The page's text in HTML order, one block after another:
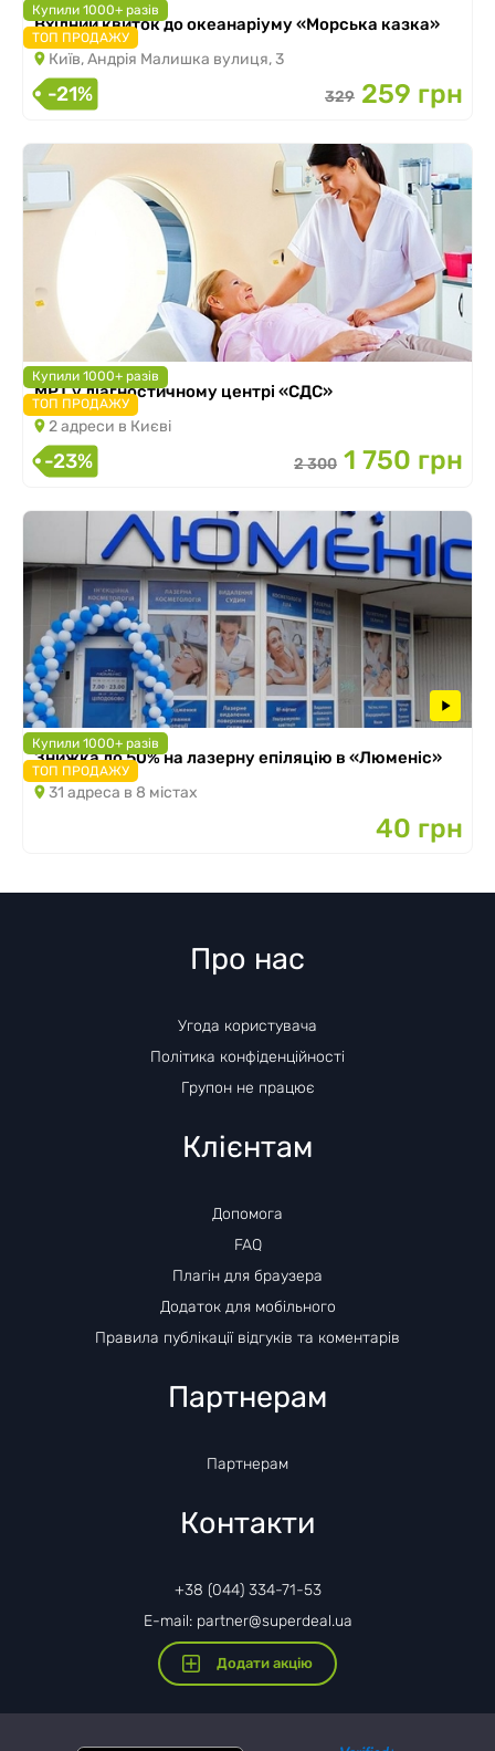
Купили 1000+ разів
ТОП ПРОДАЖУ
Вхідний квиток до океанаріуму «Морська казка»
Київ, Андрія Малишка вулиця, 3
-21% 329 259 грн
Купили 1000+ разів
ТОП ПРОДАЖУ
МРТ у діагностичному центрі «СДС»
2 адреси в Києві
-23% 2 300 1 750 грн
Купили 1000+ разів
ТОП ПРОДАЖУ
Знижка до 50% на лазерну епіляцію в «Люменіс»
31 адреса в 8 містах
40 грн
Про нас
Угода користувача
Політика конфіденційності
Групон не працює
Клієнтам
Допомога
FAQ
Плагін для браузера
Додаток для мобільного
Правила публікації відгуків та коментарів
Партнерам
Партнерам
Контакти
+38 (044) 334-71-53
E-mail: partner@superdeal.ua
Додати акцію